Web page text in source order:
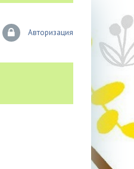
Авторизация